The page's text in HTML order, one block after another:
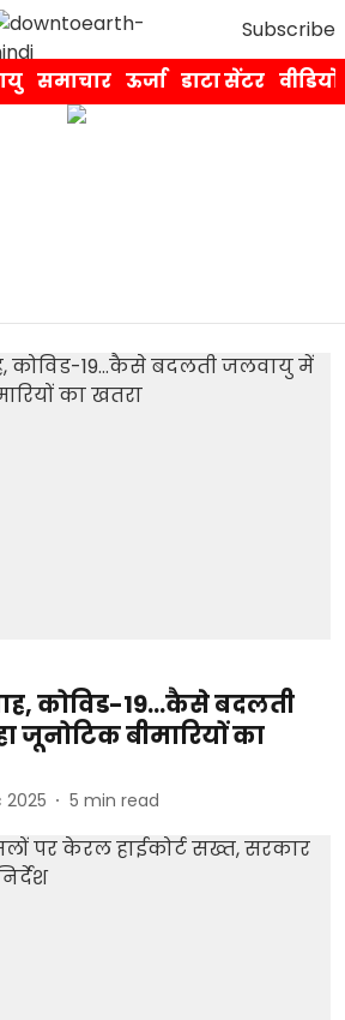
Subscribe
समाचार ऊर्जा डाटा सेंटर वीडियो
कोविड-19...कैसे बदलती
जूनोटिक बीमारियों का
2025 5 min read